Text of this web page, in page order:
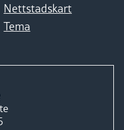
Nettstadskart
Tema